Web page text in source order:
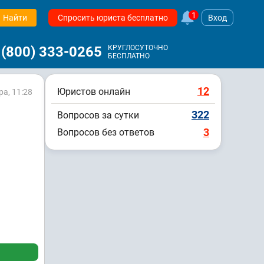
Найти Спросить юриста бесплатно 1 Вход
333-0265
КРУГЛОСУТОЧНО
БЕСПЛАТНО
11:28 Юристов онлайн 12
Вопросов за сутки 322
Вопросов без ответов 3